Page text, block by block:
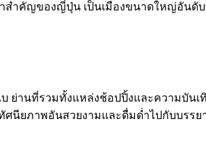
ท่าสำคัญของญี่ปุ่น เป็นเมืองขนาดใหญ่อัน
ย่านที่รวมทั้งแหล่งช้อปปิ้งและความบัน
ยภาพอันสวยงามและดื่มด่ำไปกับบรรย